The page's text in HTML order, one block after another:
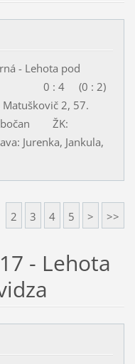
- Lehota pod
0 : 4 (0 : 2)
2, 57.
ŽK:
Jurenka, Jankula,
2 3 4 5 > >>
- Lehota